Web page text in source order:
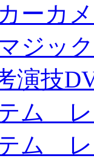
ーカ
ジッ
技
ム
ム